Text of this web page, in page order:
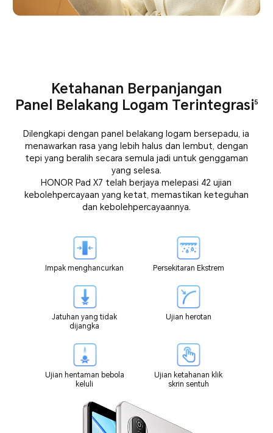
Ketahanan Berpanjangan
Panel Belakang Logam Terintegrasi5
Dilengkapi dengan panel belakang logam bersepadu, ia
menawarkan rasa yang lebih halus dan lembut, dengan
tepi yang beralih secara semula jadi untuk genggaman
yang selesa.
HONOR Pad X7 telah berjaya melepasi 42 ujian
kebolehpercayaan yang ketat, memastikan keteguhan
dan kebolehpercayaannya.
Impak menghancurkan Persekitaran Ekstrem
Jatuhan yang tidak
dijangka
Ujian herotan
Ujian hentaman bebola
keluli
Ujian ketahanan klik
skrin sentuh